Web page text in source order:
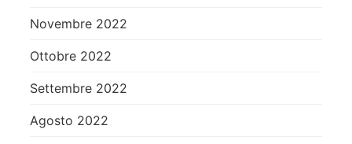
Novembre 2022
Ottobre 2022
Settembre 2022
Agosto 2022